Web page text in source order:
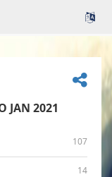
JAN 2021
107
14